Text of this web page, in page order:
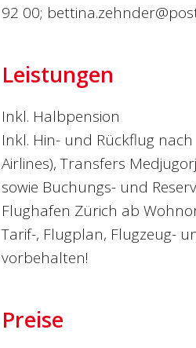
92 00;
Leistungen
Inkl. Halbpension
Inkl. Hin- und Rückflug
Airlines), Transfers
sowie Buchungs- und
Flughafen Zürich ab
Tarif-, Flugplan, Flugzeug-
vorbehalten!
Preise